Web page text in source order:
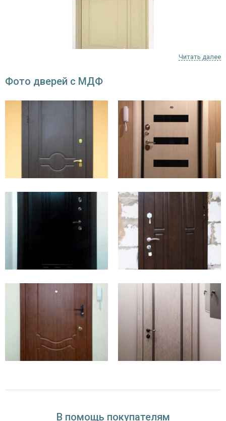
Они делятся на наружные (вход непосредственно с улицы) и
внутренние. Первые всегда утеплённые, вторые часто
оформляются матовым стеклом.
Общие технические характеристики:
дверное полотно – каркас + 2 листа стали;
уплотнительный контур;
утепление (по желанию заказчика в зависимости от
запорные механизмы (количество по требованию);
Из отделочных материалов применяются: порошковое напыление,
пластиковые, MDF или ламинат-панели.
оптимальный вариант. Стоят они недорого, большой выбор фактур
и цветов позволяет подобрать нужный тип отделки.
Двери МДФ
весят существенно больше, чем пустая конструкция,
поэтому базовая комплектация обычно включает три навеса
Читать далее
Фото дверей с МДФ
В помощь покупателям